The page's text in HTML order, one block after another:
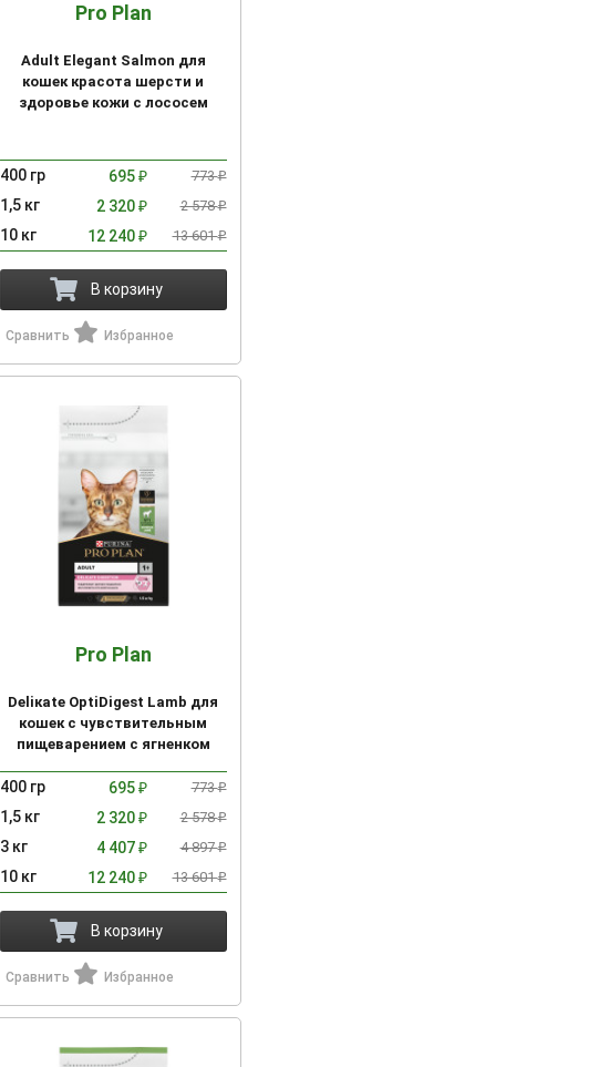
Pro Plan
Adult Elegant Salmon для
кошек красота шерсти и
здоровье кожи с лососем
400 гр 695 ₽ 773₽
1,5 кг 2 320 ₽ 2 578₽
10 кг 12 240 ₽ 13 601₽
В корзину
Сравнить Избранное
Pro Plan
Deliкate OptiDigest Lamb для
кошек с чувствительным
пищеварением с ягненком
400 гр 695 ₽ 773₽
1,5 кг 2 320 ₽ 2 578₽
3 кг 4 407 ₽ 4 897₽
10 кг 12 240 ₽ 13 601₽
В корзину
Сравнить Избранное